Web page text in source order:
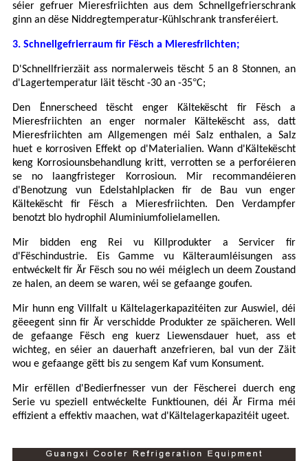
séier gefruer Mieresfriichten aus dem Schnellgefrierschrank
ginn an dëse Niddregtemperatur-Kühlschrank transferéiert.
3. Schnellgefrierraum fir Fësch a Mieresfriichten;
D'Schnellfrierzäit ass normalerweis tëscht 5 an 8 Stonnen, an
d'Lagertemperatur läit tëscht -30 an -35°C;
Den Ënnerscheed tëscht enger Kältekëscht fir Fësch a
Mieresfriichten an enger normaler Kältekëscht ass, datt
Mieresfriichten am Allgemengen méi Salz enthalen, a Salz
huet e korrosiven Effekt op d'Materialien. Wann d'Kältekëscht
keng Korrosiounsbehandlung kritt, verrotten se a perforéieren
se no laangfristeger Korrosioun. Mir recommandéieren
d'Benotzung vun Edelstahlplacken fir de Bau vun enger
Kältekëscht fir Fësch a Mieresfriichten. Den Verdampfer
benotzt blo hydrophil Aluminiumfolielamellen.
Mir bidden eng Rei vu Killprodukter a Servicer fir
d'Fëschindustrie. Eis Gamme vu Kälteraumléisungen ass
entwéckelt fir Är Fësch sou no wéi méiglech un deem Zoustand
ze halen, an deem se waren, wéi se gefaange goufen.
Mir hunn eng Villfalt u Kältelagerkapazitéiten zur Auswiel, déi
gëeegent sinn fir Är verschidde Produkter ze späicheren. Well
de gefaange Fësch eng kuerz Liewensdauer huet, ass et
wichteg, en séier an dauerhaft anzefrieren, bal vun der Zäit
wou e gefaange gëtt bis zu sengem Kaf vum Konsument.
Mir erfëllen d'Bedierfnesser vun der Fëscherei duerch eng
Serie vu speziell entwéckelte Funktiounen, déi Är Firma méi
effizient a effektiv maachen, wat d'Kältelagerkapazitéit ugeet.